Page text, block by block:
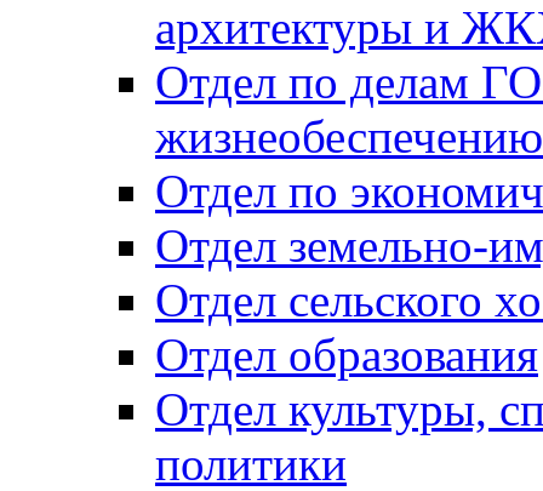
архитектуры и
Отдел по делам
Отдел по
Отдел земельно-
Отдел сельского
Отдел образования
Отдел культуры,
политики